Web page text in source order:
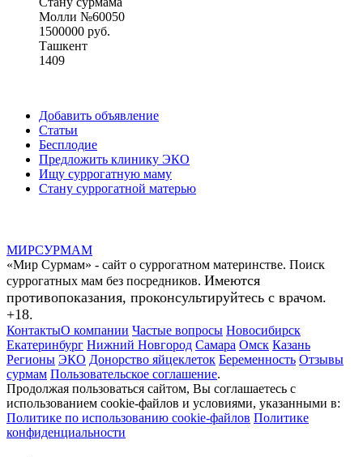
Молли №60050
1500000 руб.
Ташкент
1409
Добавить объявление
Статьи
Бесплодие
Предложить клинику ЭКО
Ищу суррогатную маму
Стану суррогатной матерью
МИРСУРМАМ
«Мир Сурмам» - сайт о суррогатном материнстве. Поиск
суррогатных мам без посредников. Имеются
противопоказания, проконсультируйтесь с врачом.
+18.
КонтактыО компании Частые вопросы Новосибирск
Екатеринбург Нижний Новгород Самара Омск Казань
Регионы ЭКО Донорство яйцеклеток Беременность Отзывы
сурмам Пользовательское соглашение.
Продолжая пользоваться сайтом, Вы соглашаетесь с
использованием cookie-файлов и условиями, указанными в:
Политике по использованию cookie-файлов Политике
конфиденциальности